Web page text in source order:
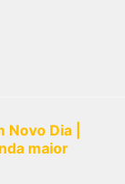
Dia |
maior